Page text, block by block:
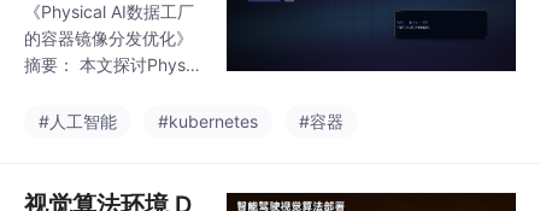
A、K8s、Quay
镜像拉取稳定下
《Physical AI数据工厂
的容器镜像分发优化》
摘要： 本文探讨Physic
器镜像的分发挑战。典
余种组件，依赖Docker
#人工智能 #kubernetes #容器
视觉算法环境 D